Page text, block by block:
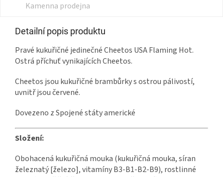
Kamenna prodejna
Detailní popis produktu
Pravé kukuřičné jedinečné Cheetos USA Flaming Hot.
Ostrá příchuť vynikajících Cheetos.
Cheetos jsou kukuřičné brambůrky s ostrou pálivostí,
uvnitř jsou červené.
Dovezeno z Spojené státy americké
Složení:
Obohacená kukuřičná mouka (kukuřičná mouka, síran
železnatý [železo], vitamíny B3-B1-B2-B9), rostlinné